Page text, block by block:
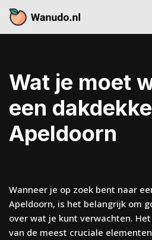
Skip
Wat je moet
een
Apeldoorn
Wanneer je op zoek bent naar
Apeldoorn, is het belangrijk om
over wat je kunt verwachten.
van de meest cruciale